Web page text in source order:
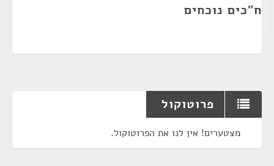
ח"כים נוכחים
פרוטוקול
מצטערים! אין לנו את הפרוטוקול.